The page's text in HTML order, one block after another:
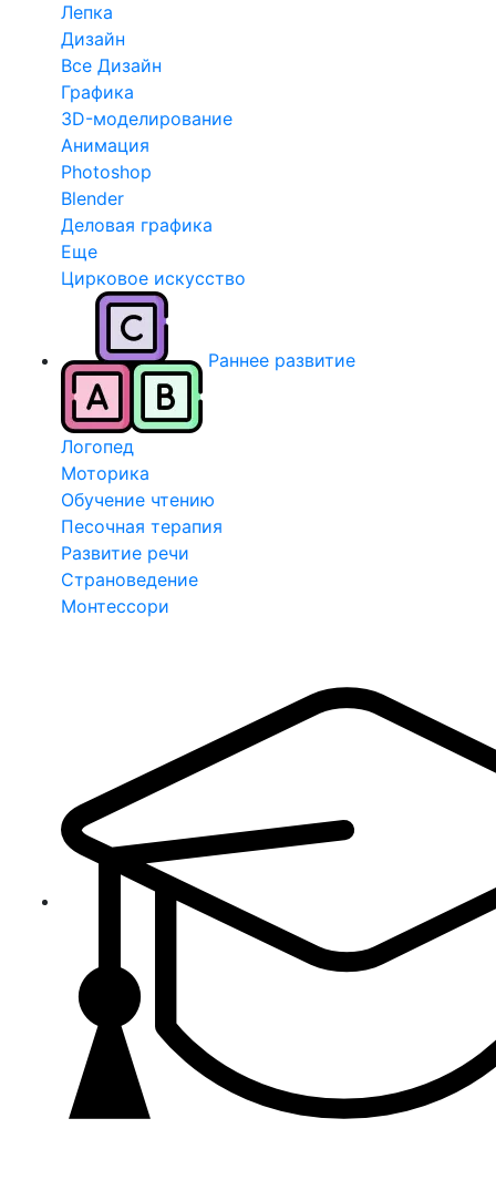
Лепка
Дизайн
Все Дизайн
Графика
3D-моделирование
Анимация
Photoshop
Blender
Деловая графика
Еще
Цирковое искусство
Раннее развитие
Логопед
Моторика
Обучение чтению
Песочная терапия
Развитие речи
Страноведение
Монтессори